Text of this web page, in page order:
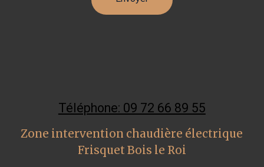
Téléphone: 09 72 66 89 55
Zone intervention chaudière électrique
Frisquet Bois le Roi